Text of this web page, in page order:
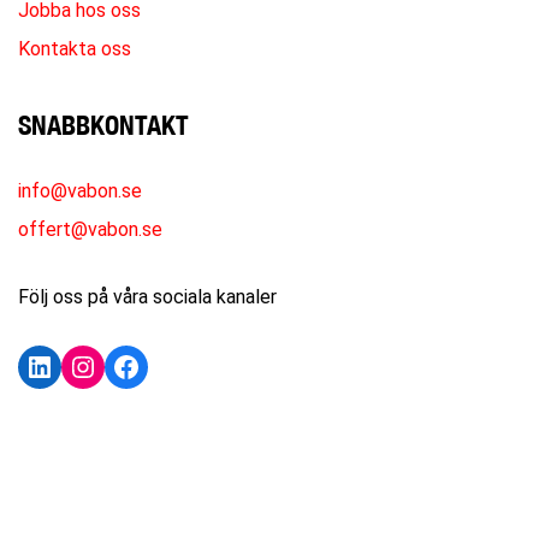
Jobba hos oss
Kontakta oss
SNABBKONTAKT
info@vabon.se
offert@vabon.se
Följ oss på våra sociala kanaler
LinkedIn
Instagram
Facebook